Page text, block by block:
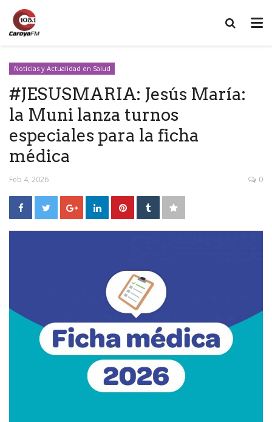
Noticias y Actualidad en Salud
#JESUSMARIA: Jesús María:
la Muni lanza turnos
especiales para la ficha
médica
Feb 4, 2026 0